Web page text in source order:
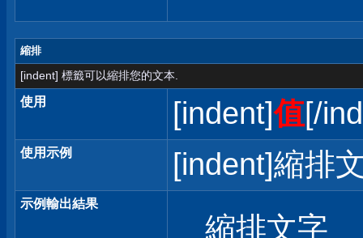
縮排
[indent] 標籤可以縮排您的文本.
使用 [indent]值[/
使用示例 [indent]縮排
示例輸出結果
縮排文字